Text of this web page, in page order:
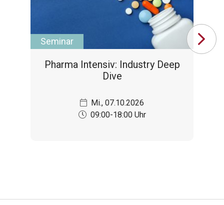
Seminar
Pharma Intensiv: Industry Deep
Dive
Mi., 07.10.2026
09:00-18:00 Uhr